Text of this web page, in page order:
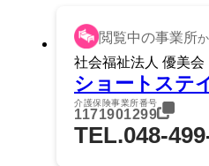
閲覧中の事業所
社会福祉法人 優美会
ショートステ
介護保険事業所番号
1171901299
TEL.048-